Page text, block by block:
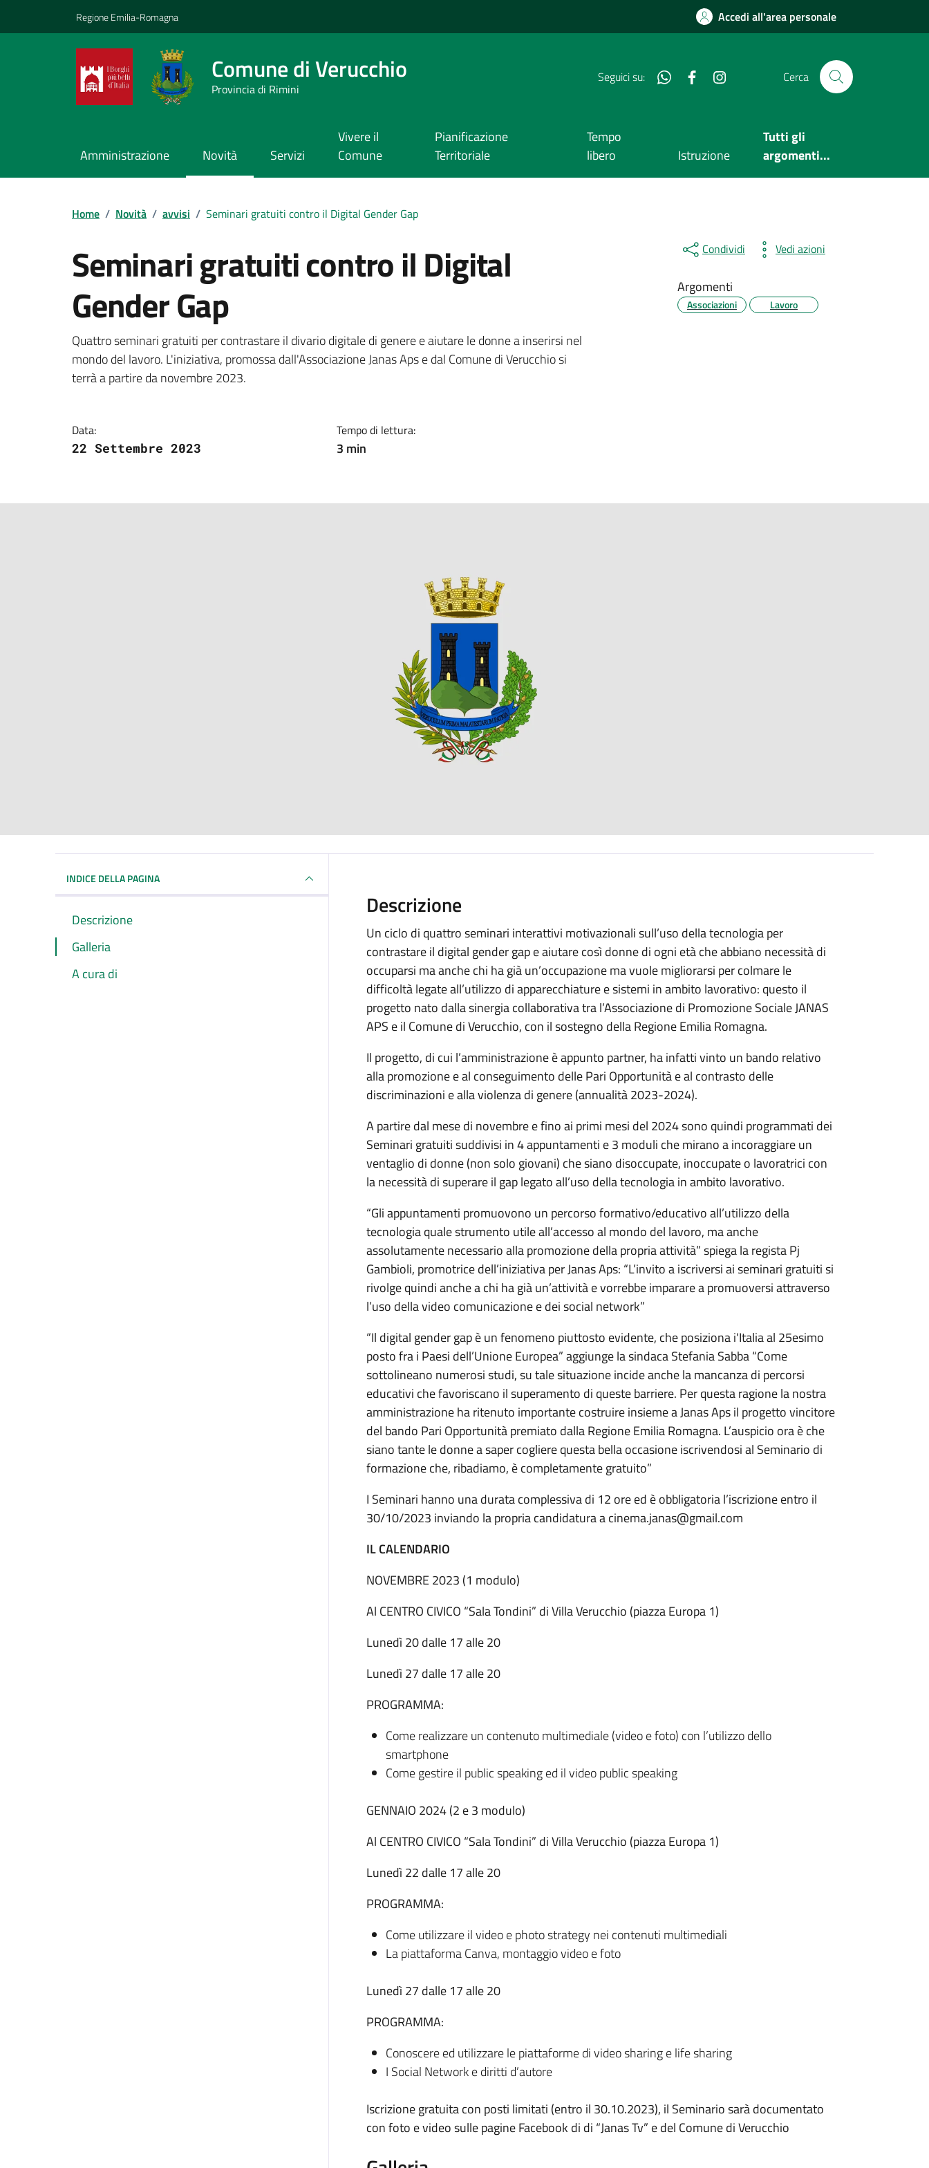
Regione Emilia-Romagna Accedi all'area personale
Comune di Verucchio
Provincia di Rimini
Seguici su: WhatsappFacebook Cerca
Amministrazione Novità Servizi
Vivere il
Comune
Pianificazione
Territoriale
Tempo
libero
Istruzione
Tutti gli
argomenti...
Home / Novità / avvisi / Seminari gratuiti contro il Digital Gender Gap
Seminari gratuiti contro il Digital
Gender Gap
Dettagli della notizia
Quattro seminari gratuiti per contrastare il divario digitale di genere e aiutare le donne a inserirsi nel
mondo del lavoro. L'iniziativa, promossa dall'Associazione Janas Aps e dal Comune di Verucchio si
terrà a partire da novembre 2023.
Data:
22 Settembre 2023
Tempo di lettura:
3 min
Condividi Vedi azioni
Argomenti
Associazioni Lavoro
INDICE DELLA PAGINA
Descrizione
Galleria
A cura di
Descrizione
Un ciclo di quattro seminari interattivi motivazionali sull’uso della tecnologia per
contrastare il digital gender gap e aiutare così donne di ogni età che abbiano necessità di
occuparsi ma anche chi ha già un’occupazione ma vuole migliorarsi per colmare le
difficoltà legate all’utilizzo di apparecchiature e sistemi in ambito lavorativo: questo il
progetto nato dalla sinergia collaborativa tra l’Associazione di Promozione Sociale JANAS
APS e il Comune di Verucchio, con il sostegno della Regione Emilia Romagna.
Il progetto, di cui l’amministrazione è appunto partner, ha infatti vinto un bando relativo
alla promozione e al conseguimento delle Pari Opportunità e al contrasto delle
discriminazioni e alla violenza di genere (annualità 2023-2024).
A partire dal mese di novembre e fino ai primi mesi del 2024 sono quindi programmati dei
Seminari gratuiti suddivisi in 4 appuntamenti e 3 moduli che mirano a incoraggiare un
ventaglio di donne (non solo giovani) che siano disoccupate, inoccupate o lavoratrici con
la necessità di superare il gap legato all’uso della tecnologia in ambito lavorativo.
“Gli appuntamenti promuovono un percorso formativo/educativo all’utilizzo della
tecnologia quale strumento utile all’accesso al mondo del lavoro, ma anche
assolutamente necessario alla promozione della propria attività” spiega la regista Pj
Gambioli, promotrice dell’iniziativa per Janas Aps: “L’invito a iscriversi ai seminari gratuiti si
rivolge quindi anche a chi ha già un’attività e vorrebbe imparare a promuoversi attraverso
l’uso della video comunicazione e dei social network”
“Il digital gender gap è un fenomeno piuttosto evidente, che posiziona i'Italia al 25esimo
posto fra i Paesi dell’Unione Europea” aggiunge la sindaca Stefania Sabba “Come
sottolineano numerosi studi, su tale situazione incide anche la mancanza di percorsi
educativi che favoriscano il superamento di queste barriere. Per questa ragione la nostra
amministrazione ha ritenuto importante costruire insieme a Janas Aps il progetto vincitore
del bando Pari Opportunità premiato dalla Regione Emilia Romagna. L’auspicio ora è che
siano tante le donne a saper cogliere questa bella occasione iscrivendosi al Seminario di
formazione che, ribadiamo, è completamente gratuito”
I Seminari hanno una durata complessiva di 12 ore ed è obbligatoria l’iscrizione entro il
30/10/2023 inviando la propria candidatura a cinema.janas@gmail.com
IL CALENDARIO
NOVEMBRE 2023 (1 modulo)
Al CENTRO CIVICO “Sala Tondini” di Villa Verucchio (piazza Europa 1)
Lunedì 20 dalle 17 alle 20
Lunedì 27 dalle 17 alle 20
PROGRAMMA:
Come realizzare un contenuto multimediale (video e foto) con l’utilizzo dello
smartphone
Come gestire il public speaking ed il video public speaking
GENNAIO 2024 (2 e 3 modulo)
Al CENTRO CIVICO “Sala Tondini” di Villa Verucchio (piazza Europa 1)
Lunedì 22 dalle 17 alle 20
PROGRAMMA:
Come utilizzare il video e photo strategy nei contenuti multimediali
La piattaforma Canva, montaggio video e foto
Lunedì 27 dalle 17 alle 20
PROGRAMMA:
Conoscere ed utilizzare le piattaforme di video sharing e life sharing
I Social Network e diritti d’autore
Iscrizione gratuita con posti limitati (entro il 30.10.2023), il Seminario sarà documentato
con foto e video sulle pagine Facebook di di “Janas Tv” e del Comune di Verucchio